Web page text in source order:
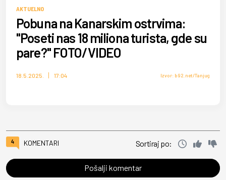
AKTUELNO
Pobuna na Kanarskim ostrvima:
"Poseti nas 18 miliona turista, gde su
pare?" FOTO/VIDEO
18.5.2025. 17:04 Izvor: b92.net/Tanjug
4 KOMENTARI Sortiraj po:
Pošalji komentar